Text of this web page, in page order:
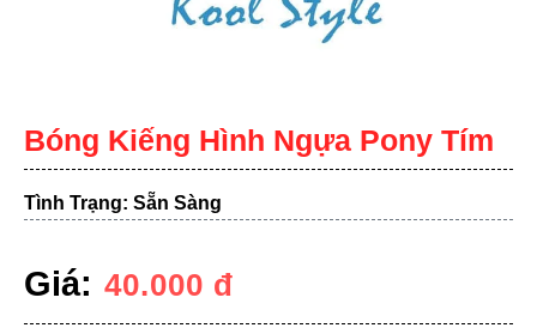
Bóng Kiếng Hình Ngựa Pony Tím
Tình Trạng: Sẵn Sàng
Giá: 40.000 đ